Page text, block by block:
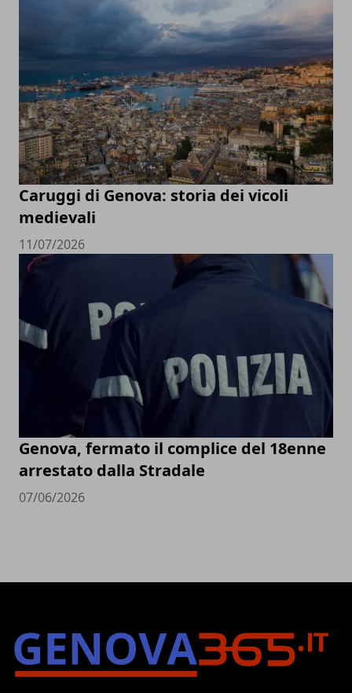
Caruggi di Genova: storia dei vicoli
medievali
11/07/2026
Genova, fermato il complice del 18enne
arrestato dalla Stradale
07/06/2026